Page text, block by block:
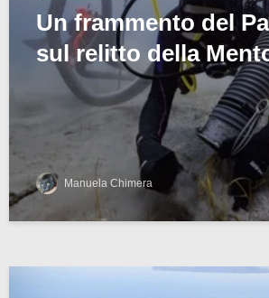
Un frammento del
sul relitto della
Manuela Chimera